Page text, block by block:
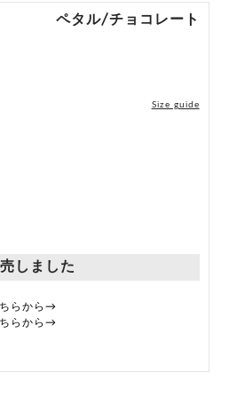
ドメイドのため、サイズ・色
い商品です。
ペタル/チョコレート
Size guide
しました
ちらから→
らから→